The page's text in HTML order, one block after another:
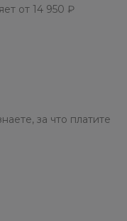
от 14 950 ₽
за что платите